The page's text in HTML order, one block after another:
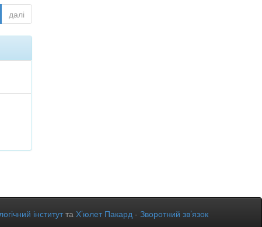
далі
інститутта Х’юлет Пакард - Зворотний зв’язок